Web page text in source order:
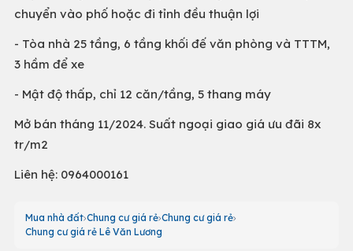
chuyển vào phố hoặc đi tỉnh đều thuận lợi
- Tòa nhà 25 tầng, 6 tầng khối đế văn phòng và TTTM,
3 hầm để xe
- Mật độ thấp, chỉ 12 căn/tầng, 5 thang máy
Mở bán tháng 11/2024. Suất ngoại giao giá ưu đãi 8x
tr/m2
Liên hệ: 0964000161
Mua nhà đất Chung cư giá rẻ Chung cư giá rẻ
Chung cư giá rẻ Lê Văn Lương